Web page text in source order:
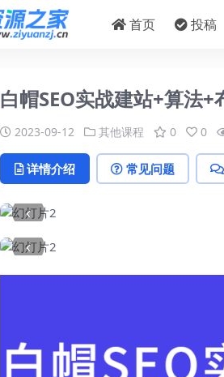
首页 投稿
白帽SEO实战建站+算法+
2023-09-12 其他课程 0 0
详情介绍 常见问题
‹
‹